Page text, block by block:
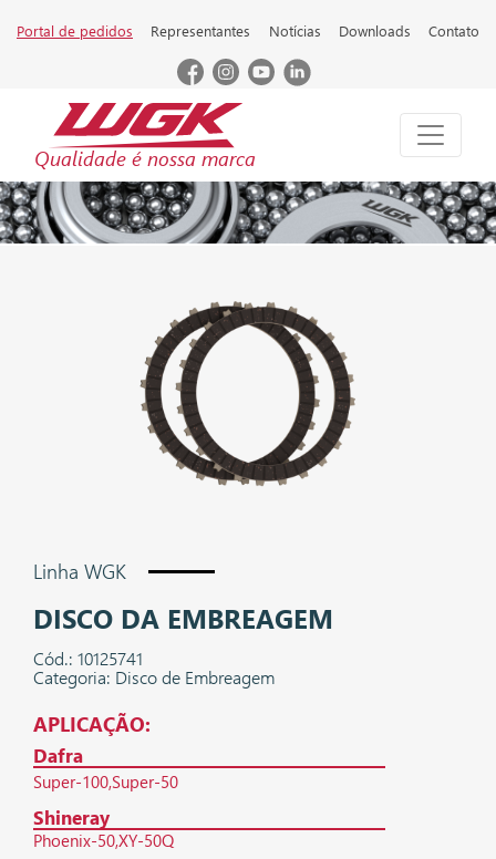
Portal de pedidos Representantes Notícias Downloads Contato
Qualidade é nossa marca
Linha WGK
DISCO DA EMBREAGEM
Cód.: 10125741
Categoria: Disco de Embreagem
APLICAÇÃO:
Dafra
Super-100 Super-50
Shineray
Phoenix-50XY-50Q